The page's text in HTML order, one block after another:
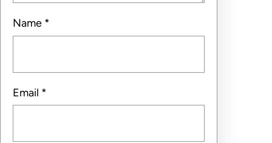
Name *
Email *